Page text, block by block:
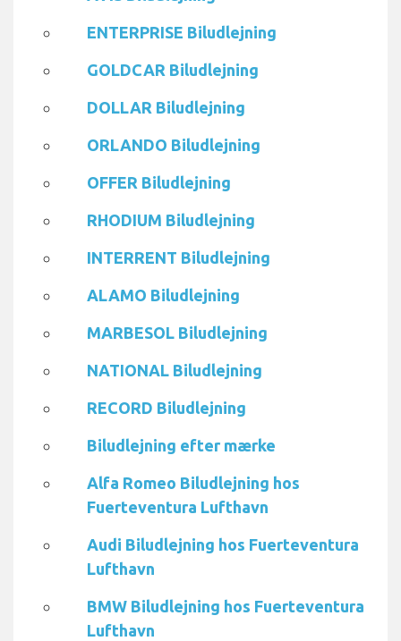
ENTERPRISE Biludlejning
GOLDCAR Biludlejning
DOLLAR Biludlejning
ORLANDO Biludlejning
OFFER Biludlejning
RHODIUM Biludlejning
INTERRENT Biludlejning
ALAMO Biludlejning
MARBESOL Biludlejning
NATIONAL Biludlejning
RECORD Biludlejning
Biludlejning efter mærke
Alfa Romeo Biludlejning hos
Fuerteventura Lufthavn
Audi Biludlejning hos Fuerteventura
Lufthavn
BMW Biludlejning hos Fuerteventura
Lufthavn